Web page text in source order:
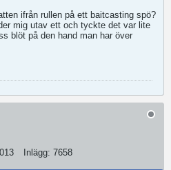
ifrån rullen på ett baitcasting spö?
mig utav ett och tyckte det var lite
blöt på den hand man har över
Inlägg: 7658